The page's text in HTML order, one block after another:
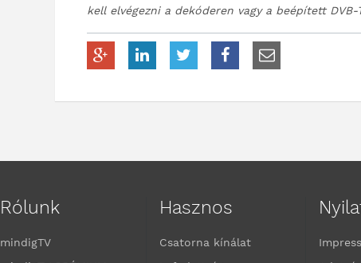
kell elvégezni a dekóderen vagy a beépített
Rólunk
mindigTV
Hasznos
Csatorna kínálat